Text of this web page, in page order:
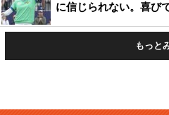
に信じられない。喜び
もっと